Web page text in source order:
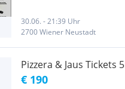
30.06. - 21:39 Uhr
2700 Wiener Neustadt
Pizzera & Jaus Tickets
€ 190